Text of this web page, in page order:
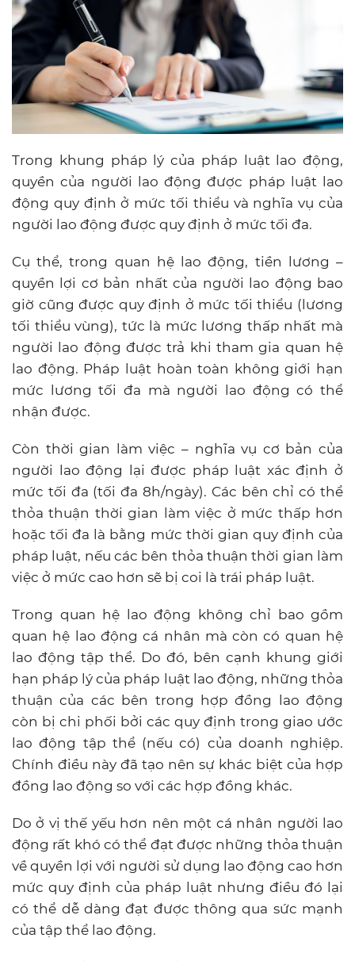
Trong khung pháp lý của pháp luật lao động,
quyền của người lao động được pháp luật lao
động quy định ở mức tối thiểu và nghĩa vụ của
người lao động được quy định ở mức tối đa.
Cụ thể, trong quan hệ lao động, tiền lương –
quyền lợi cơ bản nhất của người lao động bao
giờ cũng được quy định ở mức tối thiểu (lương
tối thiểu vùng), tức là mức lương thấp nhất mà
người lao động được trả khi tham gia quan hệ
lao động. Pháp luật hoàn toàn không giới hạn
mức lương tối đa mà người lao động có thể
nhận được.
Còn thời gian làm việc – nghĩa vụ cơ bản của
người lao động lại được pháp luật xác định ở
mức tối đa (tối đa 8h/ngày). Các bên chỉ có thể
thỏa thuận thời gian làm việc ở mức thấp hơn
hoặc tối đa là bằng mức thời gian quy định của
pháp luật, nếu các bên thỏa thuận thời gian làm
việc ở mức cao hơn sẽ bị coi là trái pháp luật.
Trong quan hệ lao động không chỉ bao gồm
quan hệ lao động cá nhân mà còn có quan hệ
lao động tập thể. Do đó, bên cạnh khung giới
hạn pháp lý của pháp luật lao động, những thỏa
thuận của các bên trong hợp đồng lao động
còn bị chi phối bởi các quy định trong giao ước
lao động tập thể (nếu có) của doanh nghiệp.
Chính điều này đã tạo nên sự khác biệt của hợp
đồng lao động so với các hợp đồng khác.
Do ở vị thế yếu hơn nên một cá nhân người lao
động rất khó có thể đạt được những thỏa thuận
về quyền lợi với người sử dụng lao động cao hơn
mức quy định của pháp luật nhưng điều đó lại
có thể dễ dàng đạt được thông qua sức mạnh
của tập thể lao động.